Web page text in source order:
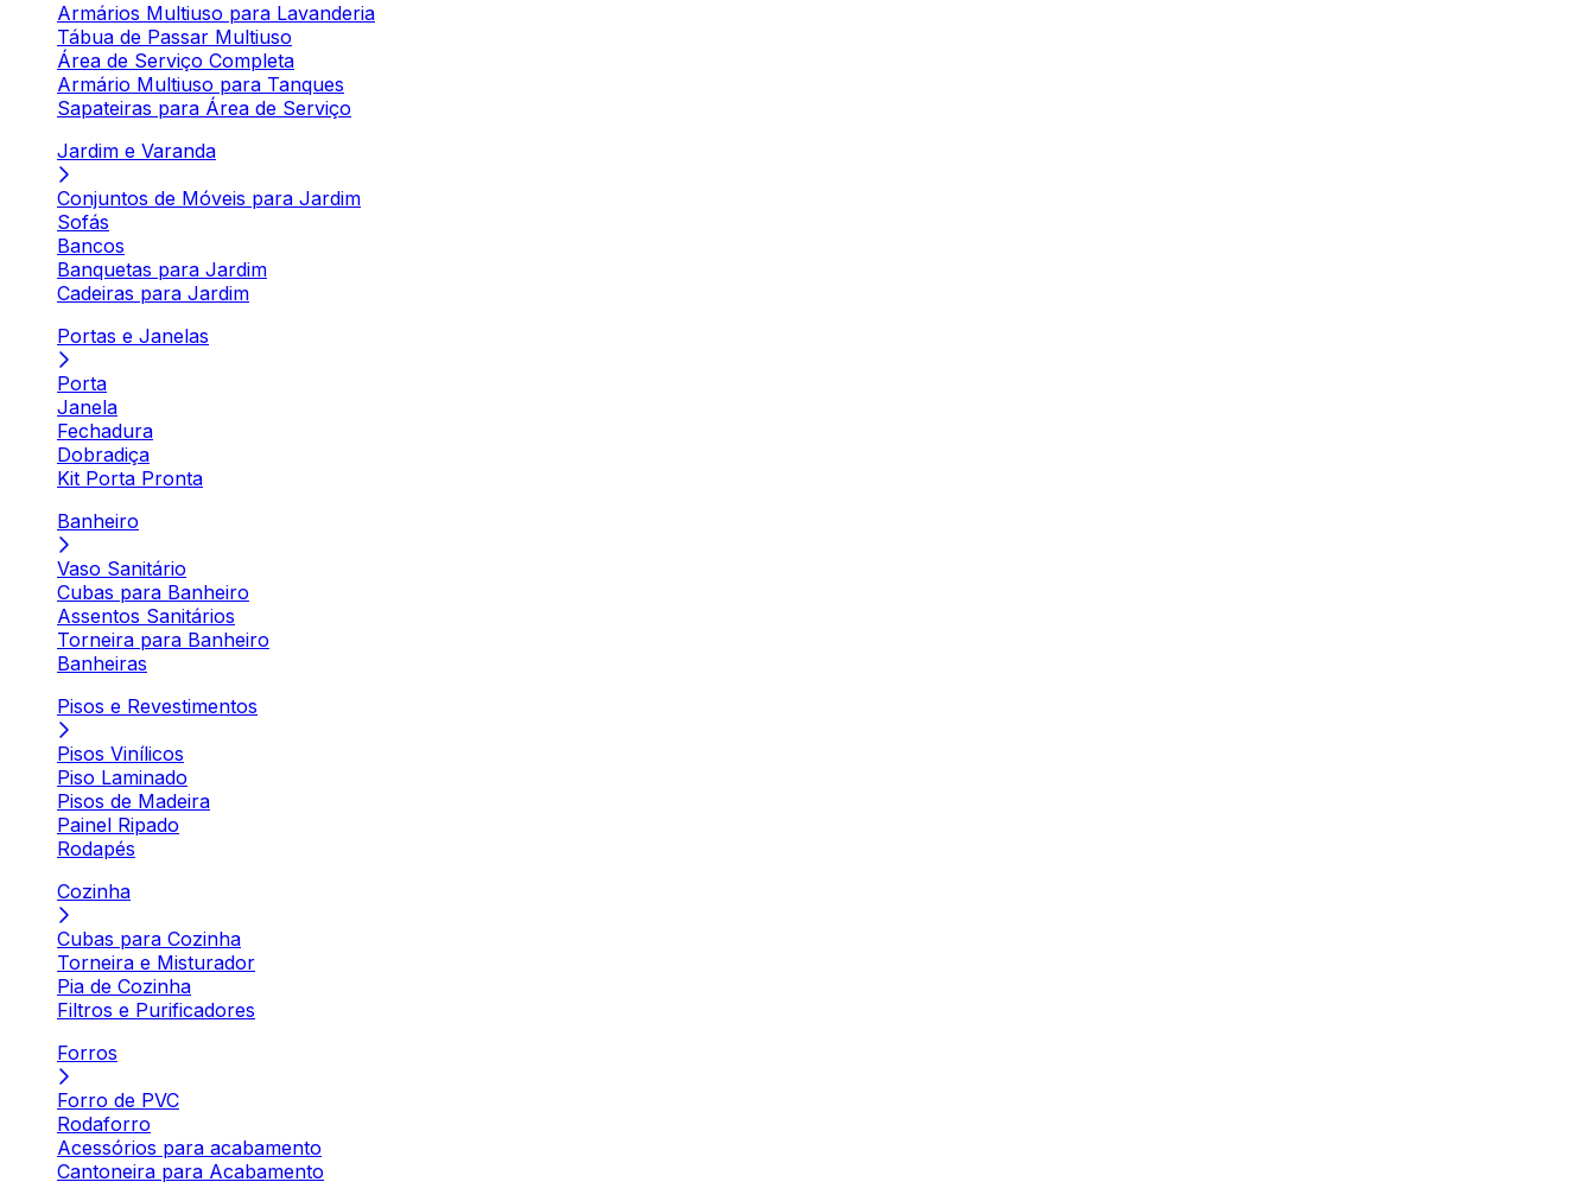
Armários Multiuso para Lavanderia
Tábua de Passar Multiuso
Área de Serviço Completa
Armário Multiuso para Tanques
Sapateiras para Área de Serviço
Jardim e Varanda
Conjuntos de Móveis para Jardim
Sofás
Bancos
Banquetas para Jardim
Cadeiras para Jardim
Portas e Janelas
Porta
Janela
Fechadura
Dobradiça
Kit Porta Pronta
Banheiro
Vaso Sanitário
Cubas para Banheiro
Assentos Sanitários
Torneira para Banheiro
Banheiras
Pisos e Revestimentos
Pisos Vinílicos
Piso Laminado
Pisos de Madeira
Painel Ripado
Rodapés
Cozinha
Cubas para Cozinha
Torneira e Misturador
Pia de Cozinha
Filtros e Purificadores
Forros
Forro de PVC
Rodaforro
Acessórios para acabamento
Cantoneira para Acabamento